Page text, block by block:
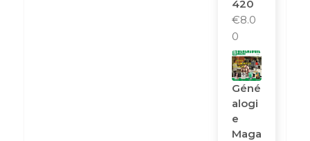
420
€8.0
0
Géné
Alogi
E
Maga